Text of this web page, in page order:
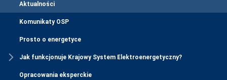
Aktualności
Komunikaty OSP
Prosto o energetyce
Jak funkcjonuje Krajowy System Elektroenergetyczny?
Opracowania eksperckie